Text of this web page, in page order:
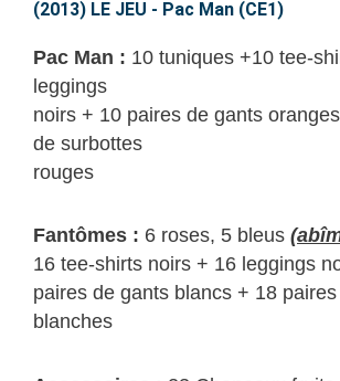
(2013) LE JEU - Pac Man (CE1)
Pac Man : 10 tuniques +10 tee-
leggings
noirs + 10 paires de gants
de surbottes
rouges
Fantômes : 6 roses, 5 bleus
16 tee-shirts noirs + 16 leggings
paires de gants blancs + 18
blanches
JEU
Pac
Man
(CE1)